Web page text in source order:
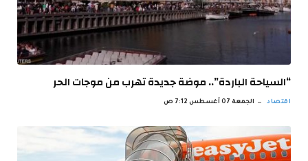
“السياحة الباردة”.. موضة جديدة تهرب من موجات الحر
اقتصاد الجمعة 07 أغسطس 7:12 ص